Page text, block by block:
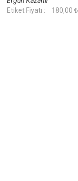
Etiket Fiyatı :
180,00 ₺